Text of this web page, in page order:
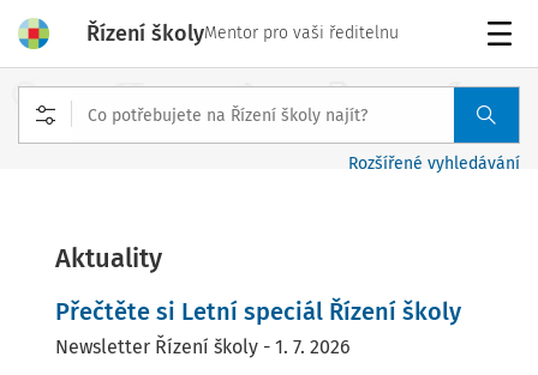
Řízení školyMentor pro vaši ředitelnu
Rozšířené vyhledávání
Aktuality
Přečtěte si Letní speciál Řízení školy
Newsletter Řízení školy - 1. 7. 2026